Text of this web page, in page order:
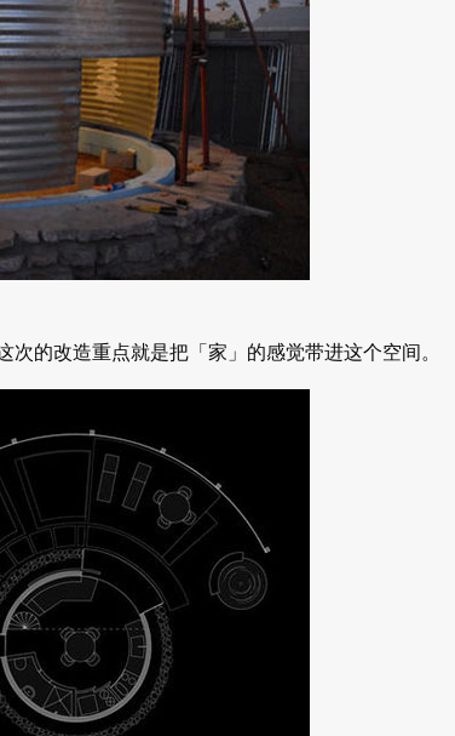
次的改造重点就是把「家」的感觉带进这个空间。